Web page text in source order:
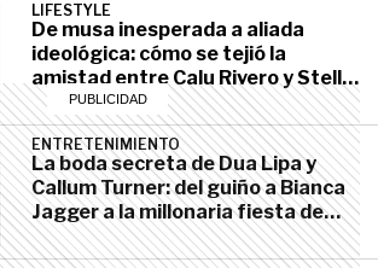
diciembre 7, 2021
LIFESTYLE
De musa inesperada a aliada
ideológica: cómo se tejió la
amistad entre Calu Rivero y Stella
McCartney, la diseñadora con
pedigrí Beatle
ENTRETENIMIENTO
La boda secreta de Dua Lipa y
Callum Turner: del guiño a Bianca
Jagger a la millonaria fiesta de
tres días que prepara Sicilia